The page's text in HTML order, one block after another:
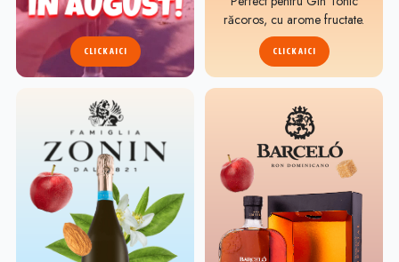
CLICK AICI
răcoros, cu arome fructate.
CLICK AICI